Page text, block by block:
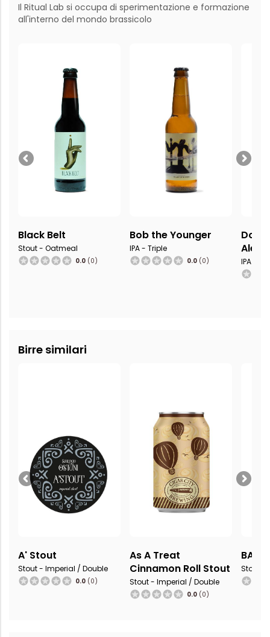
Il Ritual Lab si occupa di sperimentazione e formazione
all'interno del mondo brassicolo
Black Belt
Stout - Oatmeal
0.0 (0)
Bob the Younger
IPA - Triple
0.0 (0)
Ale
IPA -
Birre similari
A' Stout
Stout - Imperial / Double
0.0 (0)
As A Treat
Cinnamon Roll Stout
Stout - Imperial / Double
0.0 (0)
BA
Stout -